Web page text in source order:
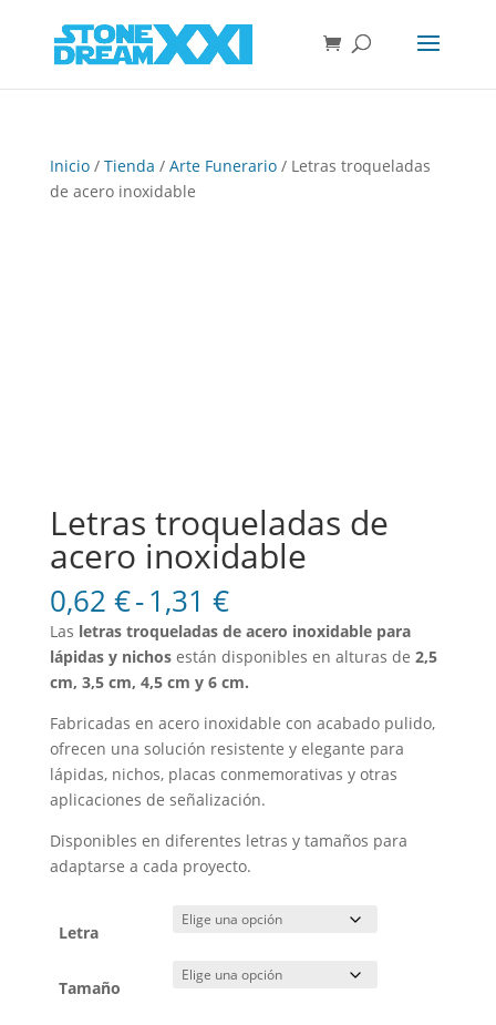
Inicio/ Tienda / Arte Funerario/ Letras troqueladas
de acero inoxidable
Letras troqueladas de
acero inoxidable
0,62 €-1,31 €Rango
de
precios:
desde
0,62 €
hasta
1,31 €
Las letras troqueladas de acero inoxidable para
lápidas y nichosestán disponibles en alturas de 2,5
cm, 3,5 cm, 4,5 cm y 6 cm.
Fabricadas en acero inoxidable con acabado pulido,
ofrecen una solución resistente y elegante para
lápidas, nichos, placas conmemorativas y otras
aplicaciones de señalización.
Disponibles en diferentes letras y tamaños para
adaptarse a cada proyecto.
Letra
Tamaño